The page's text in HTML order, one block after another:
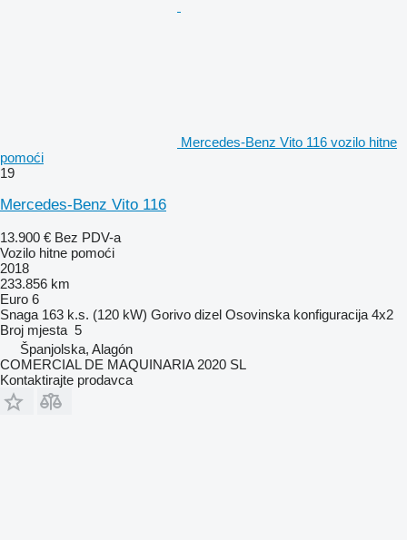
Mercedes-Benz Vito 116 vozilo hitne
pomoći
19
Mercedes-Benz Vito 116
13.900 € Bez PDV-a
Vozilo hitne pomoći
2018
233.856 km
Euro 6
Snaga 163 k.s. (120 kW) Gorivo dizel Osovinska konfiguracija 4x2
Broj mjesta 5
Španjolska, Alagón
COMERCIAL DE MAQUINARIA 2020 SL
Kontaktirajte prodavca